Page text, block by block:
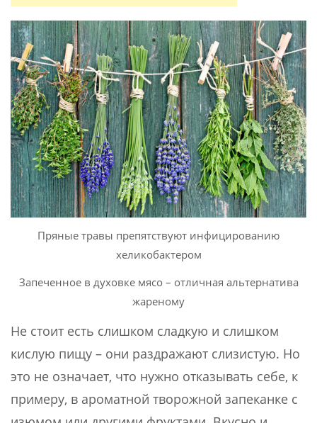
Пряные травы препятствуют инфицированию
хеликобактером
Запеченное в духовке мясо – отличная альтернатива
жареному
Не стоит есть слишком сладкую и слишком
кислую пищу – они раздражают слизистую. Но
это не означает, что нужно отказывать себе, к
примеру, в ароматной творожной запеканке с